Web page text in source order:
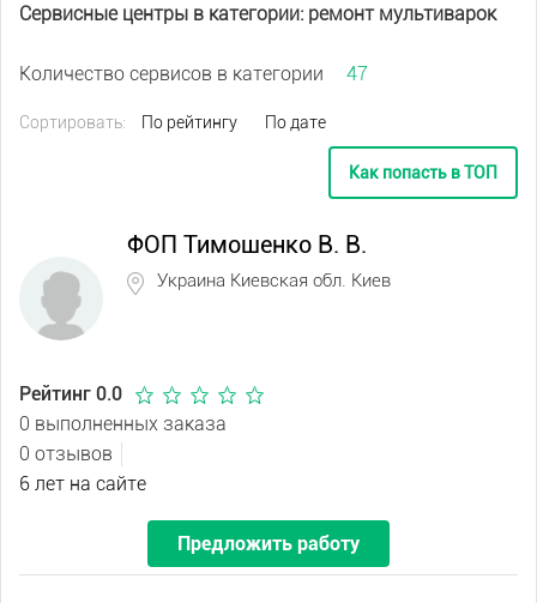
Сервисные центры в категории: ремонт мультиварок
Количество сервисов в категории 47
Сортировать: По рейтингу По дате
Как попасть в ТОП
ФОП Тимошенко В. В.
Украина Киевская обл. Киев
Рейтинг 0.0
0 выполненных заказа
0 отзывов
6 лет на сайте
Предложить работу